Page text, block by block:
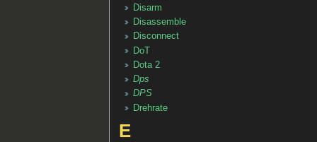
Disarm
Disassemble
Disconnect
DoT
Dota 2
Dps
DPS
Drehrate
E